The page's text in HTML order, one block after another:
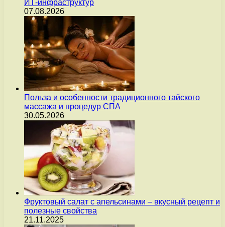
ИТ-инфраструктур
07.08.2026
Польза и особенности традиционного тайского
массажа и процедур СПА
30.05.2026
Фруктовый салат с апельсинами – вкусный рецепт и
полезные свойства
21.11.2025